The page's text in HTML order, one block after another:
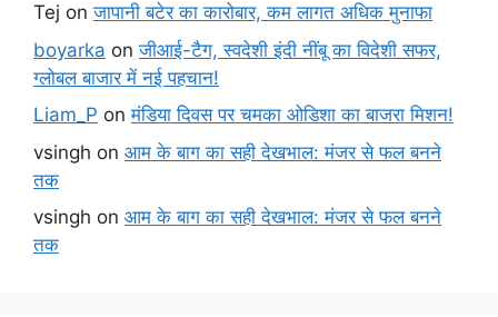
Tej onजापानी बटेर का कारोबार, कम लागत अधिक मुनाफा
boyarka onजीआई-टैग, स्वदेशी इंदी नींबू का विदेशी सफर,
ग्लोबल बाजार में नई पहचान!
Liam_P onमंडिया दिवस पर चमका ओडिशा का बाजरा मिशन!
vsingh on आम के बाग का सही देखभाल: मंजर से फल बनने
तक
vsingh on आम के बाग का सही देखभाल: मंजर से फल बनने
तक